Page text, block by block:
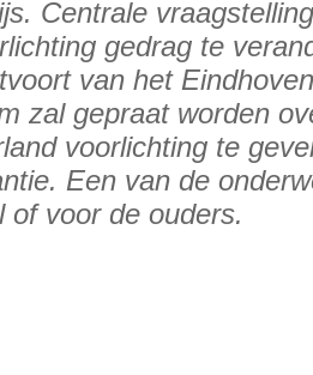
Centrale
gedrag te
van het
zal gepraat worden
voorlichting te
Een van de
of voor de ouders.